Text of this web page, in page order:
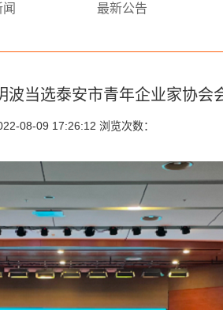
最新公告
波当选泰安市青年企业家协会
08-09 17:26:12 浏览次数：